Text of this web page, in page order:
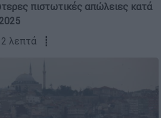
πιστωτικές απώλειες κατά
2 λεπτά ┋